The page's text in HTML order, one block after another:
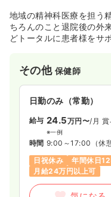
地域の精神科医療を担う
ちろんのこと退院後の外
どトータルに患者様をサ
その他 保健師
日勤のみ（常勤）
給与 24.5万円〜/月 賞
※一例
時間 9:00～17:00 （休
日祝休み
年間休日
月給24万円以上可